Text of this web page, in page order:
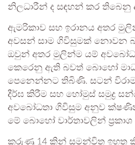
නිලධාරීන් ද සඳහන් කර තිබෙනු
ඇමරිකාව සහ ඉරානය අතර
අවසන් සාම ගිවිසුමක් නොවන
ඔවුන් අතර මුලින්ම යම්
කෙරෙනු ඇති බවත් බොහෝ
පෙනෙන්නට තිබිණි. සටන්
දීර්ඝ කිරීම සහ හෝමුස් සමුද්‍ර
අවබෝධතා ගිවිසුම අනුව
මේ බොහෝ වාර්තාවලින්
කරුණු 14 කින් සමන්විත ඉහත